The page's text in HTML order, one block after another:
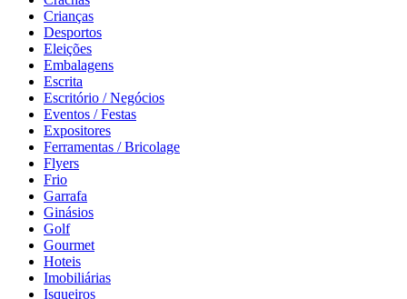
Crianças
Desportos
Eleições
Embalagens
Escrita
Escritório / Negócios
Eventos / Festas
Expositores
Ferramentas / Bricolage
Flyers
Frio
Garrafa
Ginásios
Golf
Gourmet
Hoteis
Imobiliárias
Isqueiros